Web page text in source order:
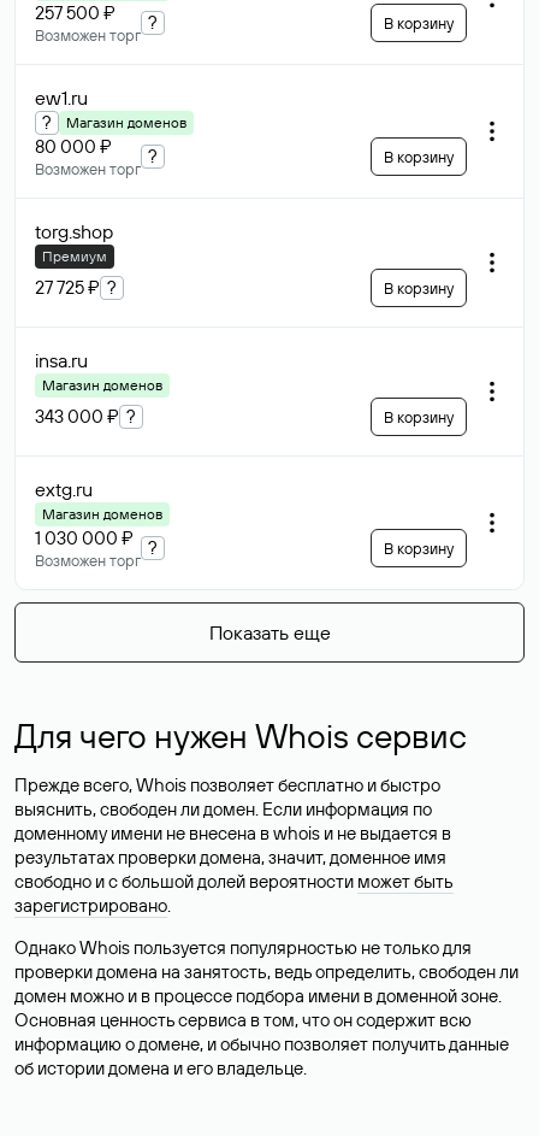
257 500 ₽
Возможен торг
? В корзину
ew1.ru
? Магазин доменов
80 000 ₽
Возможен торг
? В корзину
torg.shop
Премиум
27 725 ₽ ? В корзину
insa.ru
Магазин доменов
343 000 ₽ ? В корзину
extg.ru
Магазин доменов
1 030 000 ₽
Возможен торг
? В корзину
Показать еще
Для чего нужен Whois сервис
Прежде всего, Whois позволяет бесплатно и быстро
выяснить, свободен ли домен. Если информация по
доменному имени не внесена в whois и не выдается в
результатах проверки домена, значит, доменное имя
свободно и с большой долей вероятности может быть
зарегистрировано.
Однако Whois пользуется популярностью не только для
проверки домена на занятость, ведь определить, свободен ли
домен можно и в процессе подбора имени в доменной зоне.
Основная ценность сервиса в том, что он содержит всю
информацию о домене, и обычно позволяет получить данные
об истории домена и его владельце.